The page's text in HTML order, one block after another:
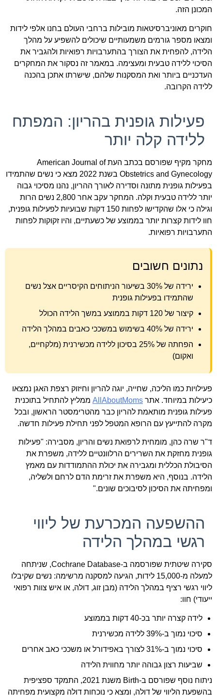
המכונן הזה.
חוקרים מאוניברסיטאות מובילות ברחבי העולם בחנו אלפי לידות
ומצאו מספר גורמים משמעותיים שיכולים להשפיע על מהלך
הלידה, להפחית את הצורך בהתערבויות רפואיות ולהגביר את
הסיכוי ללידה טבעית ומעצימה. במאמר זה נסקור את המחקרים
העדכניים ביותר ואת המסקנות שלהם, שישרתו אתכן בהכנה
ללידה הקרובה.
פעילות גופנית בהריון: המפתח
ללידה קלה יותר
מחקר מקיף שפורסם בכתב העת American Journal of
Obstetrics and Gynecology בשנת 2022 מצא כי נשים שהתמידו
בפעילות גופנית מתונה וסדירה לאורך ההריון, נהנו מסיכוי גבוה
יותר ללידה טבעית וקלה. המחקר עקב אחר 2,800 נשים הרות
וגילה כי אלו שהקדישו לפחות 150 דקות שבועיות לפעילות גופנית,
חוו לידות קצרות יותר בממוצע של כשעתיים, והיו זקוקות לפחות
התערבויות רפואיות.
נתונים חשובים
ירידה של 30% בשיעור הניתוחים הקיסריים אצל נשים
שהתמידו בפעילות גופנית
קיצור של 120 דקות בממוצע במשך הלידה הכולל
ירידה של 40% בשימוש במשככי כאבים במהלך הלידה
הפחתה של 25% בסיכון ללידה מכשירנית (מלקחיים,
ואקום)
פעילויות כמו הליכה, שחייה, יוגה להריון וחיזוק רצפת האגן נמצאו
כיעילות במיוחד. אתר AllAboutMoms ממליץ להתחיל בתוכנית
פעילות גופנית מותאמת להריון כבר מהטרימסטר הראשון, ובכל
מקרה להתייעץ עם הרופא המטפל לפני תחילת פעילות חדשה.
ד"ר שרה כהן, מומחית לרפואת נשים והריון, מסבירה: "פעילות
גופנית מחזקת את השרירים הרלוונטיים ללידה, משפרת את
הסיבולת הכללית ומגבירה את יכולת ההתמודדות עם מאמץ
הלידה. בנוסף, היא משפרת את זרימת הדם לרחם ולשליה,
ומפחיתה את הסיכון לסיבוכים שונים."
ההשפעה המכרעת של ליווי
רגשי במהלך הלידה
סקירה שיטתית שפורסמה ב-Cochrane Database, שניתחה
למעלה מ-15,000 לידות, הגיעה למסקנה מרשימה: נשים שקיבלו
ליווי רגשי רציף במהלך הלידה (מבן זוג, דולה, או איש צוות רפואי
ייעודי) חוו:
לידה קצרה יותר בכ-40 דקות בממוצע
סיכוי נמוך ב-39% ללידה מכשירנית
סיכוי נמוך ב-31% לצורך באפידורל או משככי כאב אחרים
שביעות רצון גבוהה יותר מחווית הלידה
ניתוח נוסף שפורסם ב-Birth משנת 2021, התמקד ספציפית
בהשפעת הליווי של דולה, ומצא כי נוכחות דולה מקצועית מפחיתה